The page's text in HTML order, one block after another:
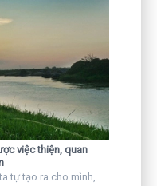
việc thiện, quan
tự tạo ra cho mình,